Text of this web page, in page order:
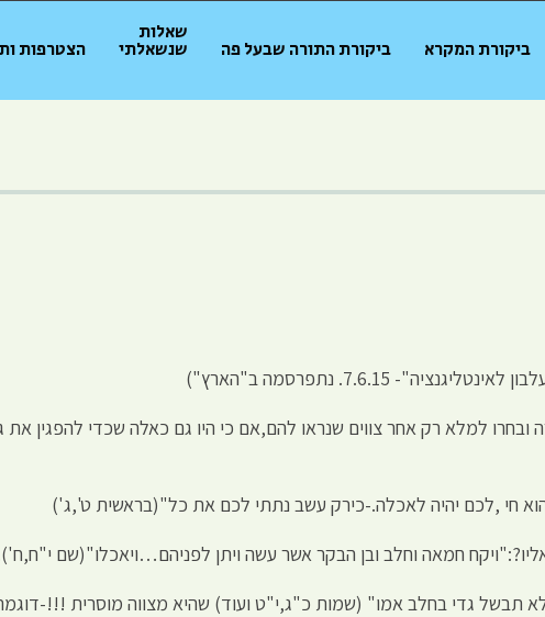
ביקורת המקרא ביקורת התורה שבעל פה
שאלות
שנשאלתי הצטרפות
7.6.15. נתפרסמה ב"הארץ")
למלא רק אחר צווים שנראו להם,אם כי היו גם כאלה שכדי להפגין את
חי ,לכם יהיה לאכלה.-כירק עשב נתתי לכם את כל"(בראשית ט',ג')
חמאה וחלב ובן הבקר אשר עשה ויתן לפניהם…ויאכלו"(שם
תבשל גדי בחלב אמו" (שמות כ"ג,י"ט ועוד) שהיא מצווה מוסרית !!!-